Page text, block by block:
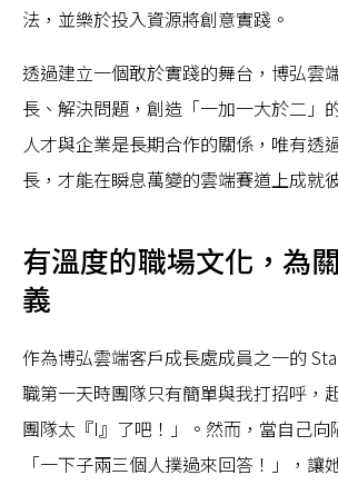
法，並樂於投入資源將創意實踐。
透過建立一個敢於實踐的舞台，博弘雲
長、解決問題，創造「一加一大於二」
人才與企業是長期合作的關係，唯有透
長，才能在瞬息萬變的雲端賽道上成就
有溫度的職場文化，為
義
作為博弘雲端客戶成長處成員之一的
職第一天時團隊只有簡單與我打招呼，
團隊太『I』了吧！」。然而，當自己向
「一下子兩三個人撲過來回答！」，讓